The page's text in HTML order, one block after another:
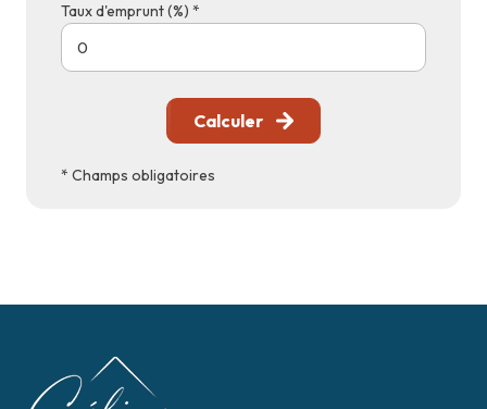
Taux d'emprunt (%) *
Calculer
* Champs obligatoires